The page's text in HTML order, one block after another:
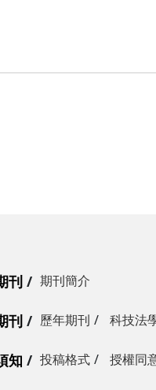
刊 期刊簡介
刊 歷年期刊 科技法
知 投稿格式 授權同